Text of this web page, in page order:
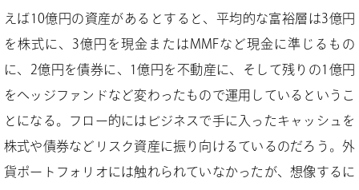
えば10億円の資産があるとすると、平均的な富裕層は3億円
を株式に、3億円を現金またはMMFなど現金に準じるもの
に、2億円を債券に、1億円を不動産に、そして残りの1億円
をヘッジファンドなど変わったもので運用しているというこ
とになる。フロー的にはビジネスで手に入ったキャッシュを
株式や債券などリスク資産に振り向けるているのだろう。外
貨ポートフォリオには触れられていなかったが、想像するに